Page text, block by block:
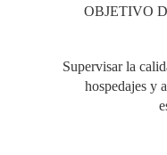
OBJETIVO
Supervisar la
hospedajes y